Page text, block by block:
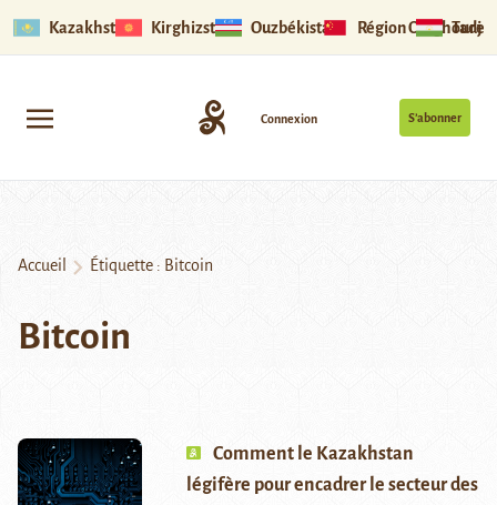
Kazakhstan Kirghizstan Ouzbékistan Région Ouïghoure
S’abonner
Connexion
Accueil Étiquette : Bitcoin
Bitcoin
Comment le Kazakhstan
légifère pour encadrer le secteur des